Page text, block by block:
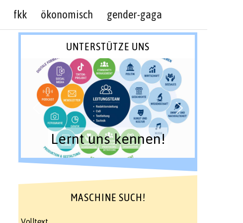
fkk ökonomisch gender-gaga
UNTERSTÜTZE UNS
Lernt uns kennen!
MASCHINE SUCH!